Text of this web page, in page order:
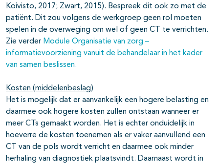
Koivisto, 2017; Zwart, 2015). Bespreek dit ook zo met de
patiënt. Dit zou volgens de werkgroep geen rol moeten
spelen in de overweging om wel of geen CT te verrichten.
Zie verder Module Organisatie van zorg –
informatievoorziening vanuit de behandelaar in het kader
van samen beslissen.
Kosten (middelenbeslag)
Het is mogelijk dat er aanvankelijk een hogere belasting en
daarmee ook hogere kosten zullen ontstaan wanneer er
meer CTs gemaakt worden. Het is echter onduidelijk in
hoeverre de kosten toenemen als er vaker aanvullend een
CT van de pols wordt verricht en daarmee ook minder
herhaling van diagnostiek plaatsvindt. Daarnaast wordt in